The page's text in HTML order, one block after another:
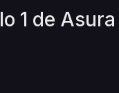
1 de Asura